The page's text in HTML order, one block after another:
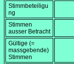
Stimmbeteiligu
ng
Stimmen
ausser Betracht
Gültige (=
massgebende)
Stimmen